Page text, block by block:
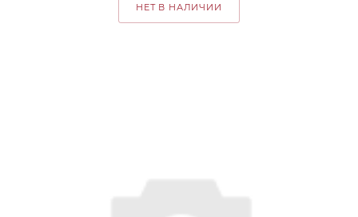
НЕТ В НАЛИЧИИ